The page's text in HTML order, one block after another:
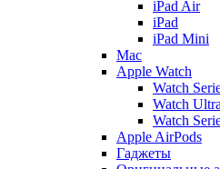
iPad Air
iPad
iPad Mini
Mac
Apple Watch
Watch
Watch Ultra
Watch
Apple AirPods
Гаджеты